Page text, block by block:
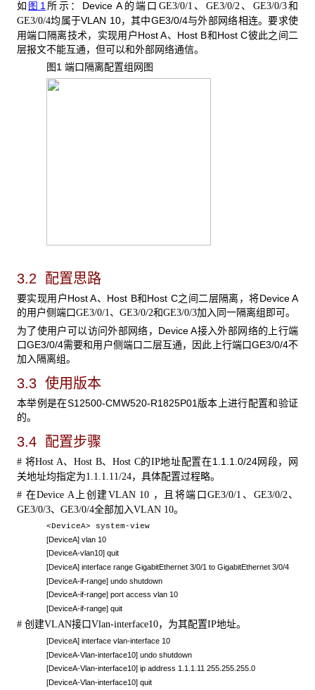
如 图1 所示：Device A的端口 GE3/0/1 、 GE3/0/2 、 GE3/0/3和
GE3/0/4均属于VLAN 10，其中GE3/0/4与外部网络相连。要求使
用端口隔离技术，实现用户Host A、Host B和Host C彼此之间二
层报文不能互通，但可以和外部网络通信。
图1 端口隔离配置组网图
3.2 配置思路
要实现用户Host A、Host B和Host C之间二层隔离，将Device A
的用户侧端口GE3/0/1 、 GE3/0/2和GE3/0/3加入同一隔离组即可。
为了使用户可以访问外部网络，Device A接入外部网络的上行端
口GE3/0/4需要和用户侧端口二层互通，因此上行端口GE3/0/4不
加入隔离组。
3.3 使用版本
本举例是在S12500-CMW520-R1825P01版本上进行配置和验证
的。
3.4 配置步骤
# 将Host A、Host B、 Host C的IP地址配置在1.1.1.0/24网段，网
关地址均指定为1.1.1.11/24，具体配置过程略。
# 在Device A 上创建VLAN 10 ，且将端口GE3/0/1 、 GE3/0/2 、
GE3/0/3、 GE3/0/4全部加入VLAN 10。
<DeviceA> system-view
[DeviceA] vlan 10
[DeviceA-vlan10] quit
[DeviceA] interface range GigabitEthernet 3/0/1 to GigabitEthernet 3/0/4
[DeviceA-if-range] undo shutdown
[DeviceA-if-range] port access vlan 10
[DeviceA-if-range] quit
# 创建VLAN接口Vlan-interface10，为其配置IP地址。
[DeviceA] interface vlan-interface 10
[DeviceA-Vlan-interface10] undo shutdown
[DeviceA-Vlan-interface10] ip address 1.1.1.11 255.255.255.0
[DeviceA-Vlan-interface10] quit